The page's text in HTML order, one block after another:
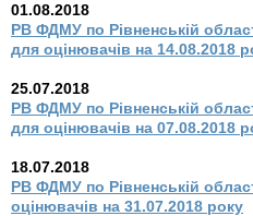
01.08.2018
РВ ФДМУ по Рівненській
для оцінювачів на 14.08.2018
25.07.2018
РВ ФДМУ по Рівненській
для оцінювачів на 07.08.2018
18.07.2018
РВ ФДМУ по Рівненській
оцінювачів на 31.07.2018 року